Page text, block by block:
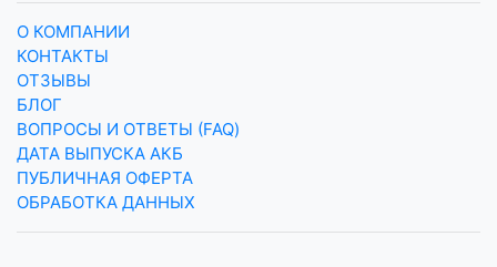
О КОМПАНИИ
КОНТАКТЫ
ОТЗЫВЫ
БЛОГ
ВОПРОСЫ И ОТВЕТЫ (FAQ)
ДАТА ВЫПУСКА АКБ
ПУБЛИЧНАЯ ОФЕРТА
ОБРАБОТКА ДАННЫХ